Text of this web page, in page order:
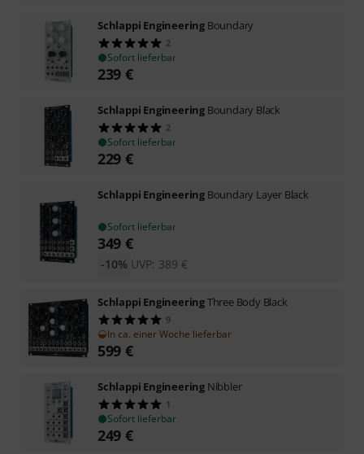
Schlappi Engineering Boundary
2
Sofort lieferbar
239 €
Schlappi Engineering Boundary Black
2
Sofort lieferbar
229 €
Schlappi Engineering Boundary Layer Black
Sofort lieferbar
349 €
UVP: 389 €
-10%
Schlappi EngineeringThree Body Black
9
In ca. einer Woche lieferbar
599 €
Schlappi Engineering Nibbler
1
Sofort lieferbar
249 €